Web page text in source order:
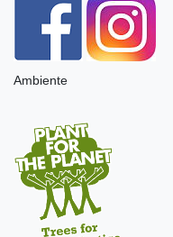
Ambiente